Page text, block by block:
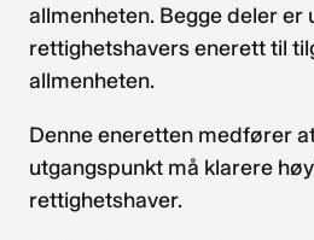
allmenheten. Begge deler er
rettighetshavers enerett til
allmenheten.
Denne eneretten medfører
utgangspunkt må klarere
rettighetshaver.